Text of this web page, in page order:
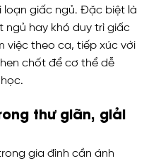
loạn giấc ngủ. Đặc biệt là
hay khó duy trì giấc
việc theo ca, tiếp xúc với
chốt để cơ thể dễ
thư giãn, giải
gia đình cần ánh